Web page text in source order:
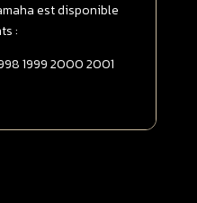
est disponible
:
1999 2000 2001